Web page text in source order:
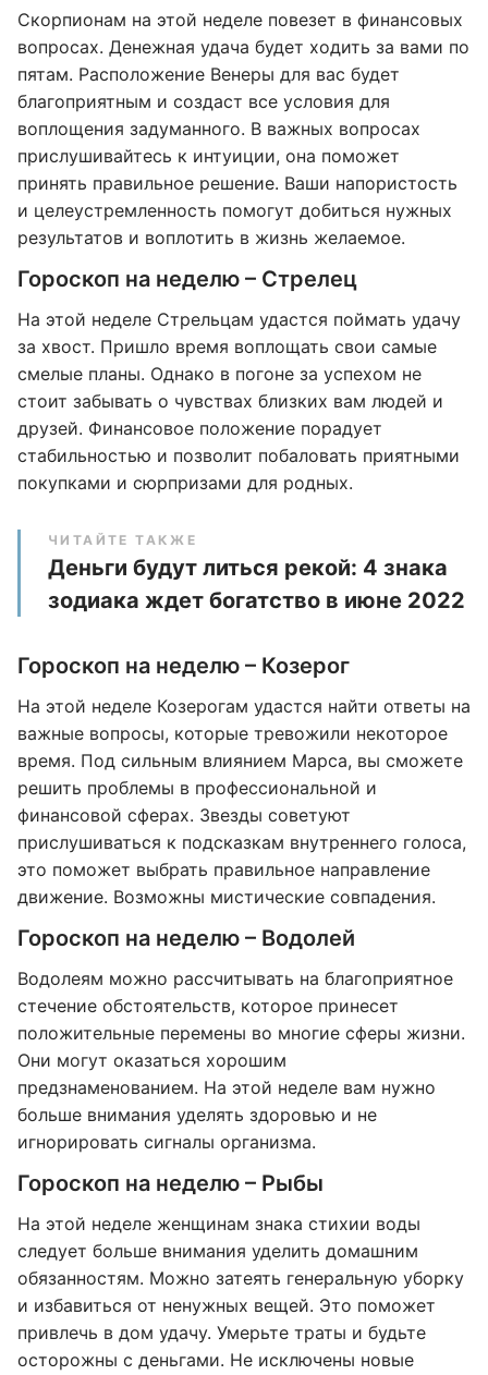
Скорпионам на этой неделе повезет в финансовых
вопросах. Денежная удача будет ходить за вами по
пятам. Расположение Венеры для вас будет
благоприятным и создаст все условия для
воплощения задуманного. В важных вопросах
прислушивайтесь к интуиции, она поможет
принять правильное решение. Ваши напористость
и целеустремленность помогут добиться нужных
результатов и воплотить в жизнь желаемое.
Гороскоп на неделю – Стрелец
На этой неделе Стрельцам удастся поймать удачу
за хвост. Пришло время воплощать свои самые
смелые планы. Однако в погоне за успехом не
стоит забывать о чувствах близких вам людей и
друзей. Финансовое положение порадует
стабильностью и позволит побаловать приятными
покупками и сюрпризами для родных.
ЧИТАЙТЕ ТАКЖЕ
Деньги будут литься рекой: 4 знака
зодиака ждет богатство в июне 2022
Гороскоп на неделю – Козерог
На этой неделе Козерогам удастся найти ответы на
важные вопросы, которые тревожили некоторое
время. Под сильным влиянием Марса, вы сможете
решить проблемы в профессиональной и
финансовой сферах. Звезды советуют
прислушиваться к подсказкам внутреннего голоса,
это поможет выбрать правильное направление
движение. Возможны мистические совпадения.
Гороскоп на неделю – Водолей
Водолеям можно рассчитывать на благоприятное
стечение обстоятельств, которое принесет
положительные перемены во многие сферы жизни.
Они могут оказаться хорошим
предзнаменованием. На этой неделе вам нужно
больше внимания уделять здоровью и не
игнорировать сигналы организма.
Гороскоп на неделю – Рыбы
На этой неделе женщинам знака стихии воды
следует больше внимания уделить домашним
обязанностям. Можно затеять генеральную уборку
и избавиться от ненужных вещей. Это поможет
привлечь в дом удачу. Умерьте траты и будьте
осторожны с деньгами. Не исключены новые